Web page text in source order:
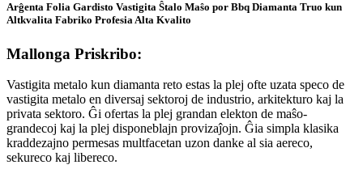
Arĝenta Folia Gardisto Vastigita Ŝtalo Maŝo por Bbq Diamanta Truo kun
Altkvalita Fabriko Profesia Alta Kvalito
Mallonga Priskribo:
Vastigita metalo kun diamanta reto estas la plej ofte uzata speco de
vastigita metalo en diversaj sektoroj de industrio, arkitekturo kaj la
privata sektoro. Ĝi ofertas la plej grandan elekton de maŝo-
grandecoj kaj la plej disponeblajn provizaĵojn. Ĝia simpla klasika
kraddezajno permesas multfacetan uzon danke al sia aereco,
sekureco kaj libereco.